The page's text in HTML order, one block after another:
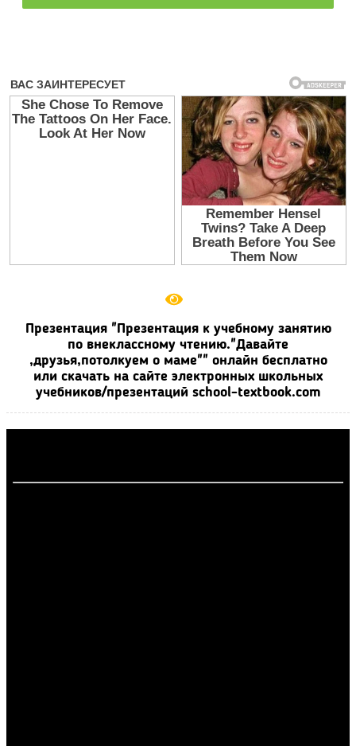
Презентация "Презентация к учебному занятию
по внеклассному чтению."Давайте
,друзья,потолкуем о маме"" онлайн бесплатно
или скачать на сайте электронных школьных
учебников/презентаций school-textbook.com